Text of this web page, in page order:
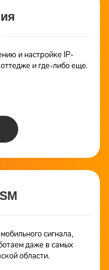
и настройке IP-
и где-либо еще.
сигнала,
даже в самых
области.